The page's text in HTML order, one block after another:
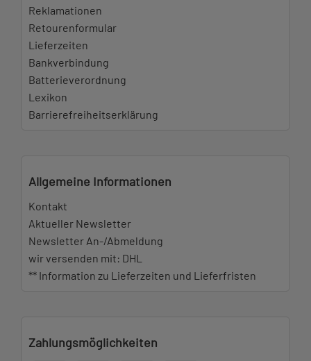
Reklamationen
Retourenformular
Lieferzeiten
Bankverbindung
Batterieverordnung
Lexikon
Barrierefreiheitserklärung
Allgemeine Informationen
Kontakt
Aktueller Newsletter
Newsletter An-/Abmeldung
wir versenden mit: DHL
** Information zu Lieferzeiten und Lieferfristen
Zahlungsmöglichkeiten